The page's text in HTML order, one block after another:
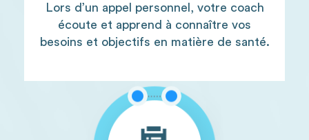
Lors d’un appel personnel, votre coach
écoute et apprend à connaître vos
besoins et objectifs en matière de santé.